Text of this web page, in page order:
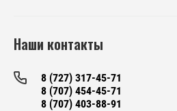
Наши контакты
8 (727) 317-45-71
8 (707) 454-45-71
8 (707) 403-88-91